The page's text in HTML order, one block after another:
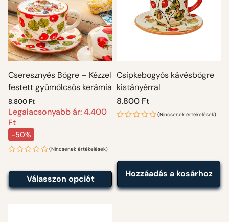
Cseresznyés Bögre – Kézzel
festett gyümölcsös kerámia
Legalacsonyabb ár: 4.400
Ft
-50%
Akciós ár
Normál ár
8.800 Ft
(Nincsenek értékelések)
Válasszon opciót
Csipkebogyós kávésbögre
kistányérral
Normál
ár
8.800 Ft
(Nincsenek értékelések)
Hozzáadás a kosárhoz